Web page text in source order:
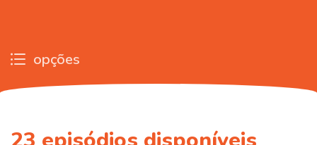
opções